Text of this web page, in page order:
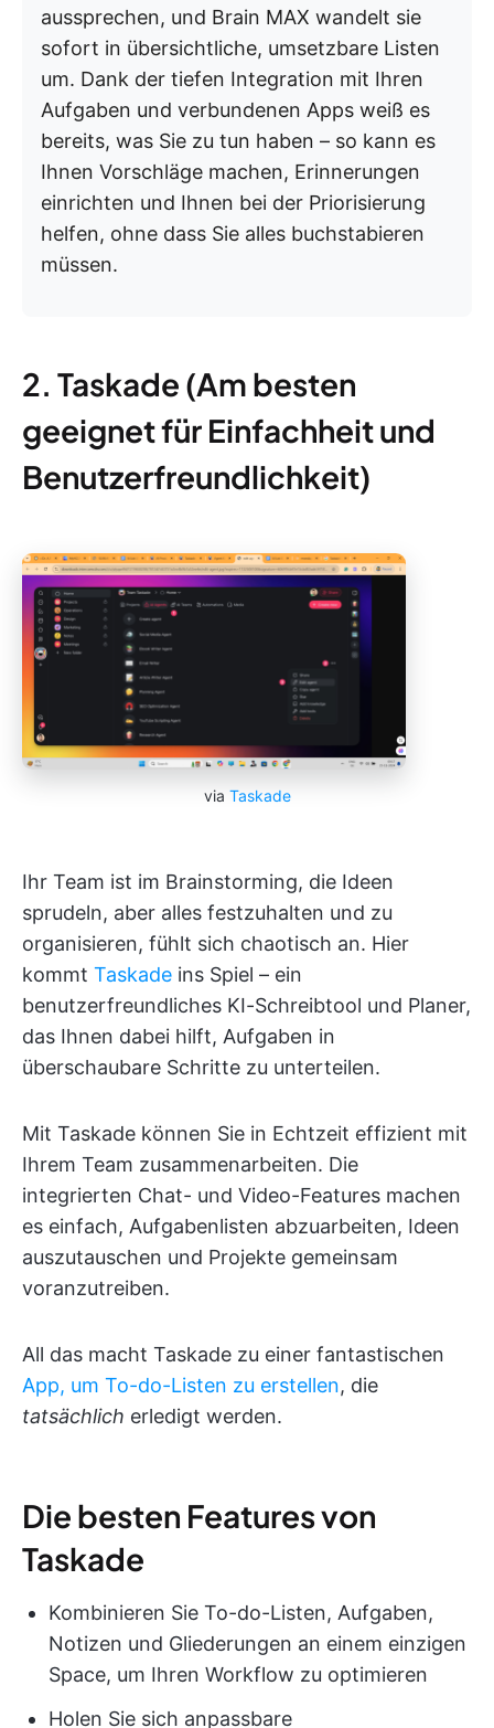
aussprechen, und Brain MAX wandelt sie
sofort in übersichtliche, umsetzbare Listen
um. Dank der tiefen Integration mit Ihren
Aufgaben und verbundenen Apps weiß es
bereits, was Sie zu tun haben – so kann es
Ihnen Vorschläge machen, Erinnerungen
einrichten und Ihnen bei der Priorisierung
helfen, ohne dass Sie alles buchstabieren
müssen.
2. Taskade (Am besten
geeignet für Einfachheit und
Benutzerfreundlichkeit)
via Taskade
Ihr Team ist im Brainstorming, die Ideen
sprudeln, aber alles festzuhalten und zu
organisieren, fühlt sich chaotisch an. Hier
kommt Taskade ins Spiel – ein
benutzerfreundliches KI-Schreibtool und Planer,
das Ihnen dabei hilft, Aufgaben in
überschaubare Schritte zu unterteilen.
Mit Taskade können Sie in Echtzeit effizient mit
Ihrem Team zusammenarbeiten. Die
integrierten Chat- und Video-Features machen
es einfach, Aufgabenlisten abzuarbeiten, Ideen
auszutauschen und Projekte gemeinsam
voranzutreiben.
All das macht Taskade zu einer fantastischen
App, um To-do-Listen zu erstellen, die
tatsächlich erledigt werden.
Die besten Features von
Taskade
Kombinieren Sie To-do-Listen, Aufgaben,
Notizen und Gliederungen an einem einzigen
Space, um Ihren Workflow zu optimieren
Holen Sie sich anpassbare